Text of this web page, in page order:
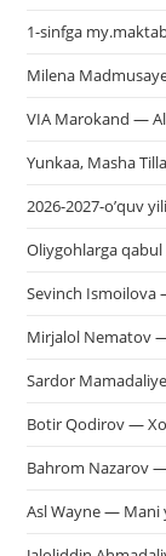
1-sinfga
Milena
VIA Marokand —
Yunkaa, Masha
2026-2027-o’quv
Oliygohlarga
Sevinch
Mirjalol Nematov
Sardor
Botir Qodirov —
Bahrom Nazarov
Asl Wayne — Mani